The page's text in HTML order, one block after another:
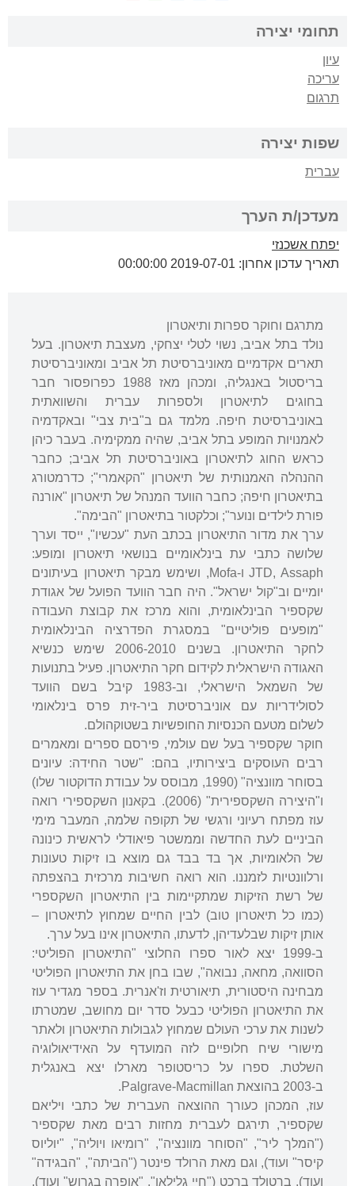
תחומי יצירה
עיון
עריכה
תרגום
שפות יצירה
עברית
מעדכן/ת הערך
יפתח אשכנזי
תאריך עדכון אחרון: 2019-07-01 00:00:00
מתרגם וחוקר ספרות ותיאטרון
נולד בתל אביב, נשוי לטלי יצחקי, מעצבת תיאטרון. בעל
תארים אקדמיים מאוניברסיטת תל אביב ומאוניברסיטת
בריסטול באנגליה, ומכהן מאז 1988 כפרופסור חבר
בחוגים לתיאטרון ולספרות עברית והשוואתית
באוניברסיטת חיפה. מלמד גם ב"בית צבי" ובאקדמיה
לאמנויות המופע בתל אביב, שהיה ממקימיה. בעבר כיהן
כראש החוג לתיאטרון באוניברסיטת תל אביב; כחבר
ההנהלה האמנותית של תיאטרון "הקאמרי"; כדרמטורג
בתיאטרון חיפה; כחבר הוועד המנהל של תיאטרון "אורנה
פורת לילדים ונוער"; וכלקטור בתיאטרון "הבימה".
ערך את מדור התיאטרון בכתב העת "עכשיו", ייסד וערך
שלושה כתבי עת בינלאומיים בנושאי תיאטרון ומופע:
JTD, Assaph ו-Mofa, ושימש מבקר תיאטרון בעיתונים
יומיים וב"קול ישראל". היה חבר הוועד הפועל של אגודת
שקספיר הבינלאומית, והוא מרכז את קבוצת העבודה
"מופעים פוליטיים" במסגרת הפדרציה הבינלאומית
לחקר התיאטרון. בשנים 2006-2010 שימש כנשיא
האגודה הישראלית לקידום חקר התיאטרון. פעיל בתנועות
של השמאל הישראלי, וב-1983 קיבל בשם הוועד
לסולידריות עם אוניברסיטת ביר-זית פרס בינלאומי
לשלום מטעם הכנסיות החופשיות בשטוקהולם.
חוקר שקספיר בעל שם עולמי, פירסם ספרים ומאמרים
רבים העוסקים ביצירותיו, בהם: "שטר החידה: עיונים
בסוחר מוונציה" (1990, מבוסס על עבודת הדוקטור שלו)
ו"היצירה השקספירית" (2006). בקאנון השקספירי רואה
עוז מפתח רעיוני ורגשי של תקופה שלמה, המעבר מימי
הביניים לעת החדשה וממשטר פיאודלי לראשית כינונה
של הלאומיות, אך בד בבד גם מוצא בו זיקות טעונות
ורלוונטיות לזמננו. הוא רואה חשיבות מרכזית בהצפתה
של רשת הזיקות שמתקיימות בין התיאטרון השקספרי
(כמו כל תיאטרון טוב) לבין החיים שמחוץ לתיאטרון –
אותן זיקות שבלעדיהן, לדעתו, התיאטרון אינו בעל ערך.
ב-1999 יצא לאור ספרו החלוצי "התיאטרון הפוליטי:
הסוואה, מחאה, נבואה", שבו בחן את התיאטרון הפוליטי
מבחינה היסטורית, תיאורטית וז'אנרית. בספר מגדיר עוז
את התיאטרון הפוליטי כבעל סדר יום מחושב, שמטרתו
לשנות את ערכי העולם שמחוץ לגבולות התיאטרון ולאתר
מישורי שיח חלופיים לזה המועדף על האידיאולוגיה
השלטת. ספרו על כריסטופר מארלו יצא באנגלית
ב-2003 בהוצאת Palgrave-Macmillan.
עוז, המכהן כעורך ההוצאה העברית של כתבי ויליאם
שקספיר, תירגם לעברית מחזות רבים מאת שקספיר
("המלך ליר", "הסוחר מוונציה", "רומיאו ויוליה", "יוליוס
קיסר" ועוד), וגם מאת הרולד פינטר ("הביתה", "הבגידה"
ועוד), ברטולד ברכט ("חיי גלילאו", "אופרה בגרוש" ועוד),